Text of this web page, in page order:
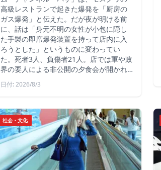
高級レストランで起きた爆発を「厨房の
ガス爆発」と伝えた。だが夜が明ける前
に、話は「身元不明の女性が小包に隠し
た手製の即席爆発装置を持って店内に入
ろうとした」というものに変わってい
た。死者3人、負傷者21人。店では軍や政
界の要人による非公開の夕食会が開かれ…
日付: 2026/8/3
社会・文化